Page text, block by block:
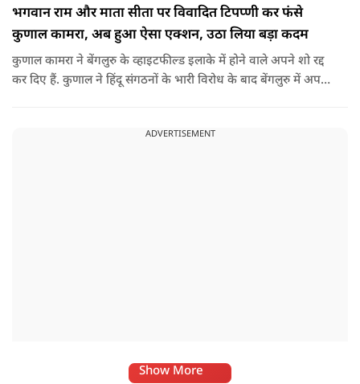
भगवान राम और माता सीता पर विवादित टिपप्णी कर फंसे
कुणाल कामरा, अब हुआ ऐसा एक्शन, उठा लिया बड़ा कदम
कुणाल कामरा ने बेंगलुरु के व्हाइटफील्ड इलाके में होने वाले अपने शो रद्द
कर दिए हैं. कुणाल ने हिंदू संगठनों के भारी विरोध के बाद बेंगलुरु में अपने
ADVERTISEMENT
Show More